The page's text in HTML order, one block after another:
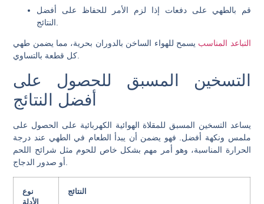
قم بالطهي على دفعات إذا لزم الأمر للحفاظ على أفضل
التباعد المناسب يسمح للهواء الساخن بالدوران بحرية، مما يضمن طهي
كل قطعة بالتساوي.
التسخين المسبق للحصول على
أفضل النتائج
يساعد التسخين المسبق للمقلاة الهوائية الكهربائية على الحصول على
ملمس ونكهة أفضل. فهو يضمن أن يبدأ الطعام في الطهي عند درجة
الحرارة المناسبة، وهو أمر مهم بشكل خاص للحوم مثل شرائح اللحم
نوع
الأدلة
النتائج